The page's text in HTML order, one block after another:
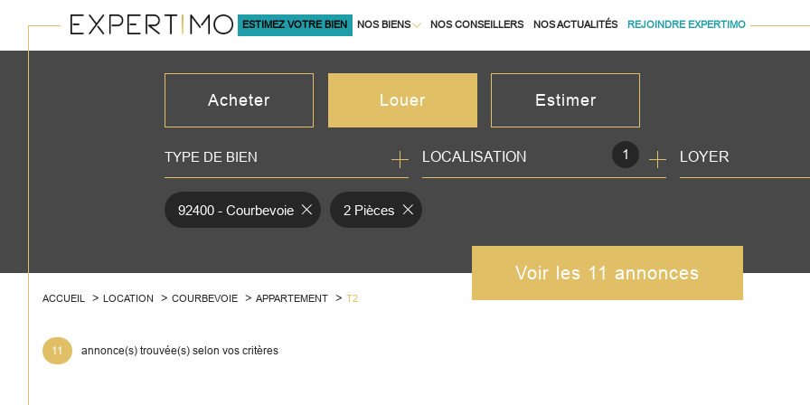
ESTIMEZ VOTRE BIEN NOS BIENS NOS CONSEILLERS NOS ACTUALITÉS REJOINDRE EXPERTIMO
Acheter
de l'ancien
du neuf
de l'immo pro
Louer
à l'année
en saisonnier
de l'immo pro
Estimer
TYPE DE BIEN 1
LOCALISATION LOYER
Voir les 11 annonces
92400 - Courbevoie 2 Pièces
ACCUEIL LOCATION COURBEVOIE APPARTEMENT T2
11 annonce(s) trouvée(s) selon vos critères